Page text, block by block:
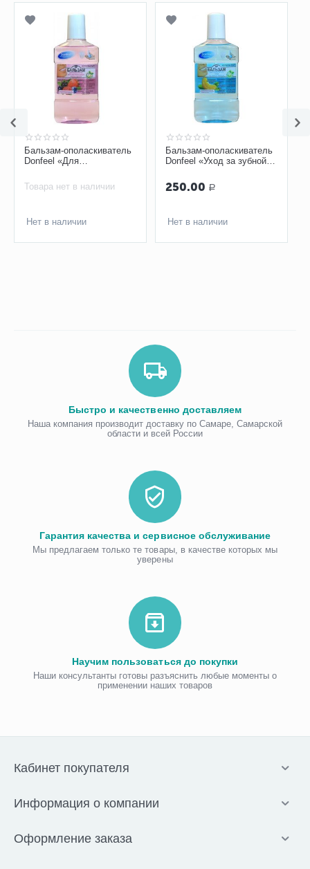
Бальзам-ополаскиватель
Donfeel «Для
десен» 250 мл
Товара нет в наличии
Нет в наличии
Бальзам-ополаскиватель
Donfeel «Уход за зубной
250.00 Р
Нет в наличии
Быстро и качественно доставляем
Наша компания производит доставку по Самаре, Самарской
области и всей России
Гарантия качества и сервисное обслуживание
Мы предлагаем только те товары, в качестве которых мы
уверены
Научим пользоваться до покупки
Наши консультанты готовы разъяснить любые моменты о
применении наших товаров
Кабинет покупателя
Информация о компании
Оформление заказа